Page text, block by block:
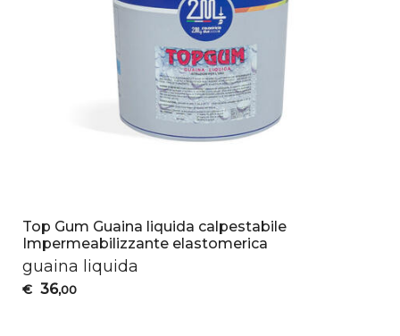
Top Gum Guaina liquida calpestabile
Impermeabilizzante elastomerica
guaina liquida
€ 36,00